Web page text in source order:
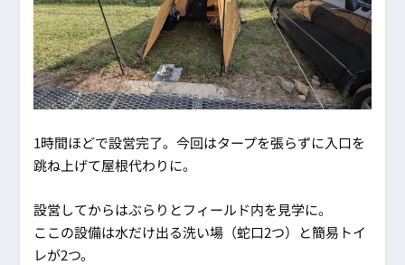
1時間ほどで設営完了。今回はタープを張らずに入口を
跳ね上げて屋根代わりに。
設営してからはぶらりとフィールド内を見学に。
ここの設備は水だけ出る洗い場（蛇口2つ）と簡易トイ
レが2つ。